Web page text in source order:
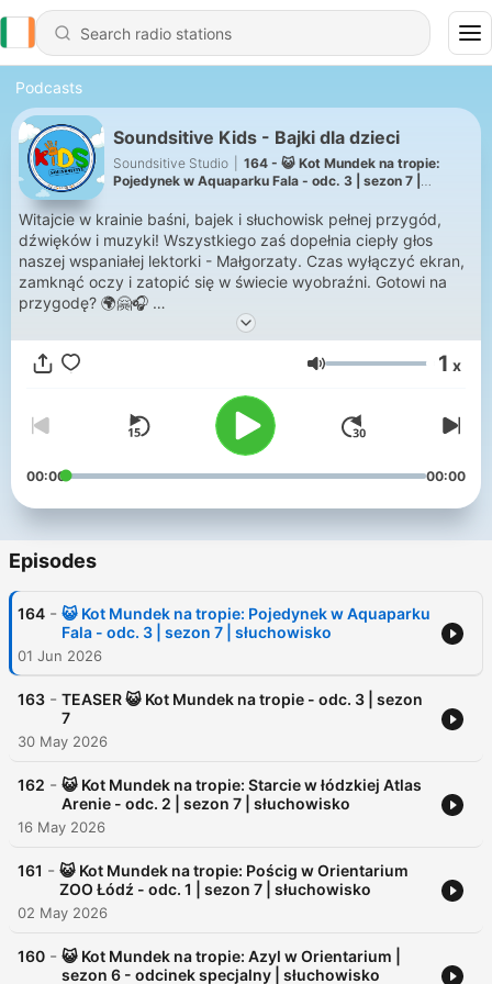
Podcasts
Soundsitive Kids - Bajki dla dzieci
Soundsitive Studio
164 - 😺 Kot Mundek na tropie:
Pojedynek w Aquaparku Fala - odc. 3 | sezon 7 |
Witajcie w krainie baśni, bajek i słuchowisk pełnej przygód,
dźwięków i muzyki! Wszystkiego zaś dopełnia ciepły głos
naszej wspaniałej lektorki - Małgorzaty. Czas wyłączyć ekran,
zamknąć oczy i zatopić się w świecie wyobraźni. Gotowi na
przygodę? 🌍🤗🎧
W naszej krainie bajek znajdziecie:
🎶 Słuchowiska – superprodukcje pełne najróżniejszych
📖 Klasyczne baśnie braci Grimm, H. Ch. Andersena i nie tylko
📚 Współczesne bajki od wydawnictw z całej Polski
🛶 Bajki o naszym rodzinnym mieście Łodzi ❤️
😺 Nasz pierwszy serial słuchowiskowy o odważnym kocie
✅ Rozwijają wyobraźnie i kreatywność
✅ Rozwijają wrażliwość dźwiękową dzięki bogatym w dźwięki,
muzykę i głosy bajkom
✅ Mają ważny walor edukacyjny
✅ Pozwalają odpocząć oczom od ekranu
✅ Idealne do słuchania w podróży lub przed snem
✅ Dzieci mogą poznać klasyczne baśnie znane przez ich
rodziców i dziadków
Naszą misją jako stowarzyszenie jest tworzenie treści dla Was
DARMO zarówno na naszej stronie www jak i na YouTube,
Spotify, Apple Podcasts i wielu innych platformach
podcastowych.
🌈 Facebook - https://www.facebook.com/soundsitivekids
🌈 Instagram - https://www.instagram.com/soundsitive_kids
🌈 Strona www - https://soundsitivestudio.pl/sluchoteka/bajki-
🌈 Patronite - https://patronite.pl/soundsitive-kids-bajki
🌈 Buycoffee - https://buycoffee.to/soundsitivekids
Volume 1 x
00:00 00:00
Episodes
164 - 😺 Kot Mundek na tropie: Pojedynek w Aquaparku
Fala - odc. 3 | sezon 7 | słuchowisko
01 Jun 2026
163 - TEASER 😺 Kot Mundek na tropie - odc. 3 | sezon
7
30 May 2026
162 - 😺 Kot Mundek na tropie: Starcie w łódzkiej Atlas
Arenie - odc. 2 | sezon 7 | słuchowisko
16 May 2026
161 - 😺 Kot Mundek na tropie: Pościg w Orientarium
ZOO Łódź - odc. 1 | sezon 7 | słuchowisko
02 May 2026
160 - 😺 Kot Mundek na tropie: Azyl w Orientarium |
sezon 6 - odcinek specjalny | słuchowisko